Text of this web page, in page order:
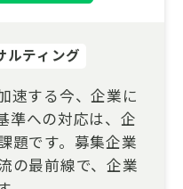
ルティング
速する今、企業に
準への対応は、企
題です。募集企業
の最前線で、企業